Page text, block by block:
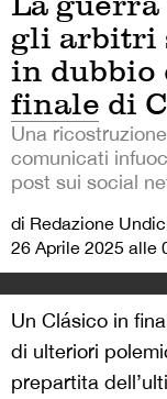
gli arbitri
in dubbio
finale di
Una
comunicati
post sui social
di Redazione
26 Aprile 2025 alle
Un Clásico in
di ulteriori
prepartita